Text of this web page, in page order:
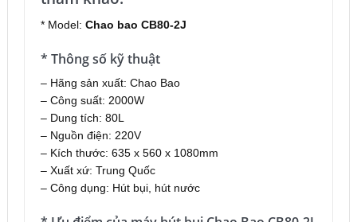
* Model: Chao bao CB80-2J
* Thông số kỹ thuật
– Hãng sản xuất: Chao Bao
– Công suất: 2000W
– Dung tích: 80L
– Nguồn điện: 220V
– Kích thước: 635 x 560 x 1080mm
– Xuất xứ: Trung Quốc
– Công dụng: Hút bụi, hút nước